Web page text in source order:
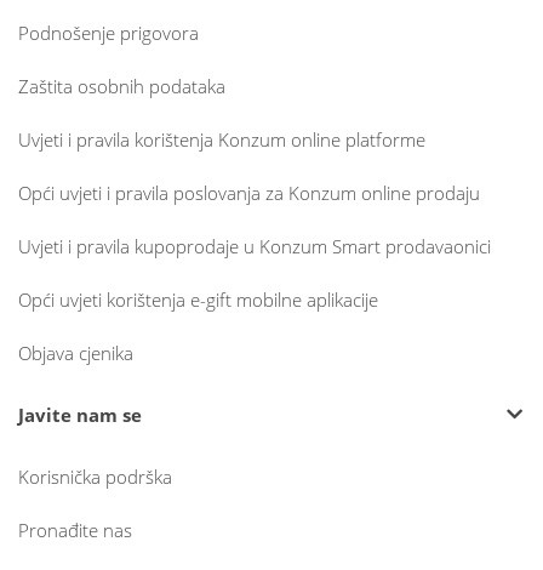
Podnošenje prigovora
Zaštita osobnih podataka
Uvjeti i pravila korištenja Konzum online platforme
Opći uvjeti i pravila poslovanja za Konzum online prodaju
Uvjeti i pravila kupoprodaje u Konzum Smart prodavaonici
Opći uvjeti korištenja e-gift mobilne aplikacije
Objava cjenika
Javite nam se
Korisnička podrška
Pronađite nas